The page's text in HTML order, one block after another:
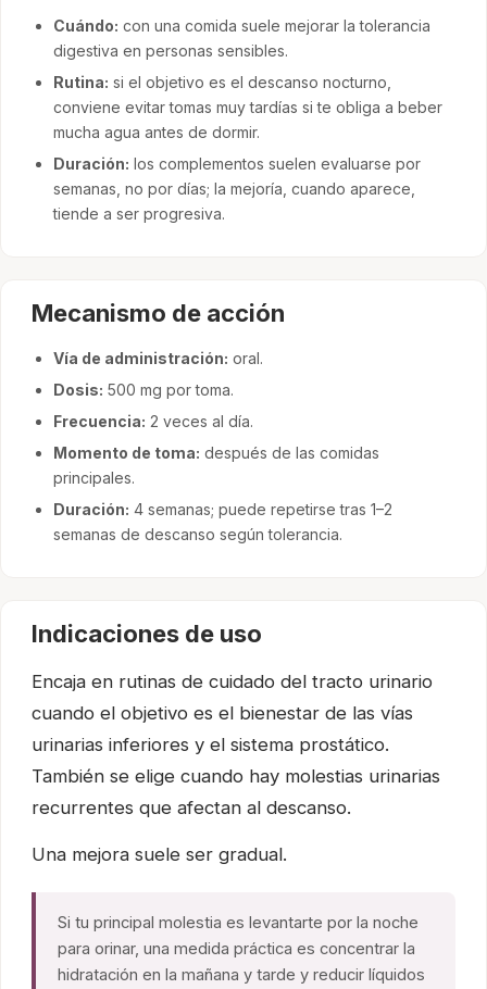
Cuándo: con una comida suele mejorar la tolerancia
digestiva en personas sensibles.
Rutina: si el objetivo es el descanso nocturno,
conviene evitar tomas muy tardías si te obliga a beber
mucha agua antes de dormir.
Duración: los complementos suelen evaluarse por
semanas, no por días; la mejoría, cuando aparece,
tiende a ser progresiva.
Mecanismo de acción
Vía de administración: oral.
Dosis: 500 mg por toma.
Frecuencia: 2 veces al día.
Momento de toma: después de las comidas
principales.
Duración: 4 semanas; puede repetirse tras 1–2
semanas de descanso según tolerancia.
Indicaciones de uso
Encaja en rutinas de cuidado del tracto urinario
cuando el objetivo es el bienestar de las vías
urinarias inferiores y el sistema prostático.
También se elige cuando hay molestias urinarias
recurrentes que afectan al descanso.
Una mejora suele ser gradual.
Si tu principal molestia es levantarte por la noche
para orinar, una medida práctica es concentrar la
hidratación en la mañana y tarde y reducir líquidos